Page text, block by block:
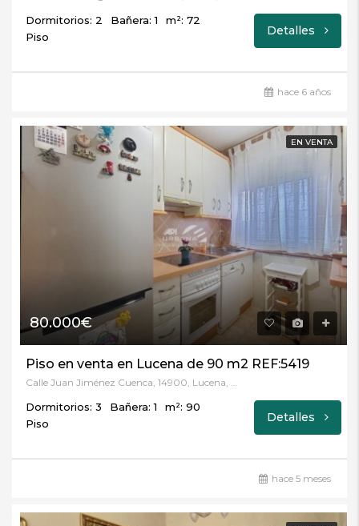
Dormitorios: 2 Bañera: 1
m²: 72
Piso
Detalles
hace 6 años
EN VENTA
80.000€
Piso en venta en Lucena de 90 m2 REF:5419
Dormitorios: 3 Bañera: 1
m²: 90
Piso
Detalles
hace 5 meses